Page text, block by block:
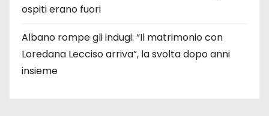
ospiti erano fuori
Albano rompe gli indugi: “Il matrimonio con
Loredana Lecciso arriva”, la svolta dopo anni
insieme